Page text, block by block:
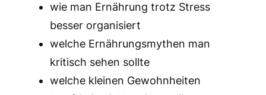
wie man Ernährung trotz Stress
besser organisiert
welche Ernährungsmythen man
kritisch sehen sollte
welche kleinen Gewohnheiten